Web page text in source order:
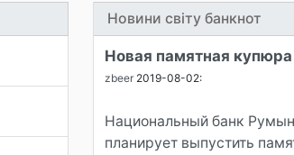
Новини світу банкнот
Новая памятная
zbeer 2019-08-02:
Национальный банк
планирует выпустить